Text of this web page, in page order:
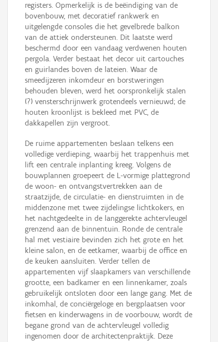
registers. Opmerkelijk is de beëindiging van de
bovenbouw, met decoratief rankwerk en
uitgelengde consoles die het gevelbrede balkon
van de attiek ondersteunen. Dit laatste werd
beschermd door een vandaag verdwenen houten
pergola. Verder bestaat het decor uit cartouches
en guirlandes boven de lateien. Waar de
smeedijzeren inkomdeur en borstweringen
behouden bleven, werd het oorspronkelijk stalen
(?) vensterschrijnwerk grotendeels vernieuwd; de
houten kroonlijst is bekleed met PVC, de
dakkapellen zijn vergroot.
De ruime appartementen beslaan telkens een
volledige verdieping, waarbij het trappenhuis met
lift een centrale inplanting kreeg. Volgens de
bouwplannen groepeert de L-vormige plattegrond
de woon- en ontvangstvertrekken aan de
straatzijde, de circulatie- en dienstruimten in de
middenzone met twee zijdelingse lichtkokers, en
het nachtgedeelte in de langgerekte achtervleugel
grenzend aan de binnentuin. Ronde de centrale
hal met vestiaire bevinden zich het grote en het
kleine salon, en de eetkamer, waarbij de office en
de keuken aansluiten. Verder tellen de
appartementen vijf slaapkamers van verschillende
grootte, een badkamer en een linnenkamer, zoals
gebruikelijk ontsloten door een lange gang. Met de
inkomhal, de conciërgeloge en bergplaatsen voor
fietsen en kinderwagens in de voorbouw, wordt de
begane grond van de achtervleugel volledig
ingenomen door de architectenpraktijk. Deze